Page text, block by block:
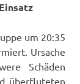
um 20:35
Ursache
Schäden
überfluteten